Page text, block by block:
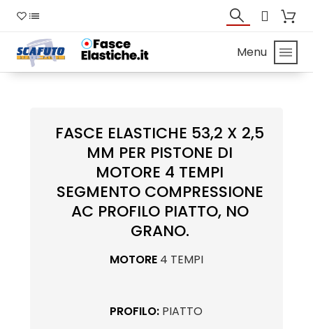
Menu
FASCE ELASTICHE 53,2 X 2,5
MM PER PISTONE DI
MOTORE 4 TEMPI
SEGMENTO COMPRESSIONE
AC PROFILO PIATTO, NO
GRANO.
MOTORE 4 TEMPI
PROFILO: PIATTO